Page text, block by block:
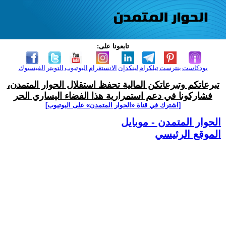
تابعونا على:
الفيسبوك التويتر اليوتيوب الانستغرام لينكدإن تيلكرامبنترست بودكاست
تبرعاتكم وتبرعاتكن المالية تحفظ استقلال الحوار المتمدن،
فشاركونا في دعم استمرارية هذا الفضاء اليساري الحر
[اشترك في قناة ‫«الحوار المتمدن» على اليوتيوب]
الحوار المتمدن - موبايل
الموقع الرئيسي